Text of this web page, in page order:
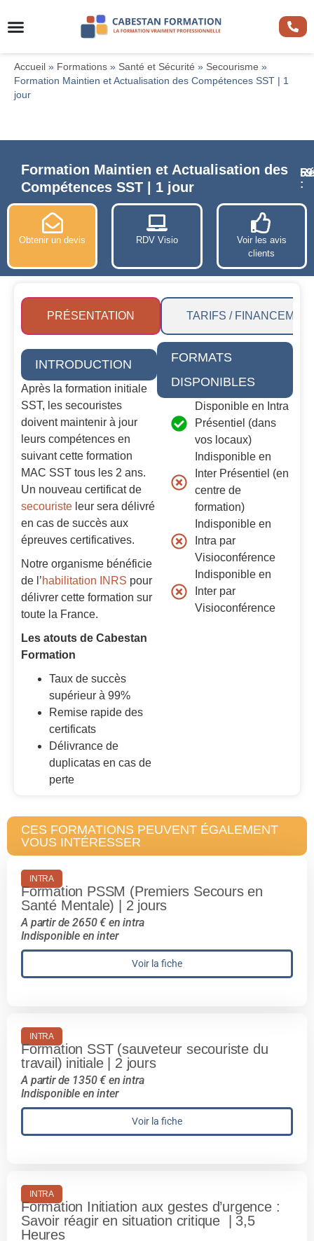
Accueil » Formations » Santé et Sécurité » Secourisme »
Formation Maintien et Actualisation des Compétences SST | 1
jour
Formation Maintien et Actualisation des
Compétences SST | 1 jour
:
Obtenir un devis RDV Visio
Voir les avis
clients
PRÉSENTATION TARIFS /
INTRODUCTION
Après la formation initiale
SST, les secouristes
doivent maintenir à jour
leurs compétences en
suivant cette formation
MAC SST tous les 2 ans.
Un nouveau certificat de
secouriste leur sera délivré
en cas de succès aux
épreuves certificatives.
Notre organisme bénéficie
de l’habilitation INRS pour
délivrer cette formation sur
toute la France.
Les atouts de Cabestan
Formation
Taux de succès
supérieur à 99%
Remise rapide des
certificats
Délivrance de
duplicatas en cas de
perte
FORMATS
DISPONIBLES
Disponible en Intra
Présentiel (dans
vos locaux)
Indisponible en
Inter Présentiel (en
centre de
formation)
Indisponible en
Intra par
Visioconférence
Indisponible en
Inter par
Visioconférence
CES FORMATIONS PEUVENT ÉGALEMENT
VOUS INTÉRESSER
INTRA
Formation PSSM (Premiers Secours en
Santé Mentale) | 2 jours
A partir de 2650 € en intra
Indisponible en inter
Voir la fiche
INTRA
Formation SST (sauveteur secouriste du
travail) initiale | 2 jours
A partir de 1350 € en intra
Indisponible en inter
Voir la fiche
INTRA
Formation Initiation aux gestes d’urgence :
Savoir réagir en situation critique | 3,5
Heures